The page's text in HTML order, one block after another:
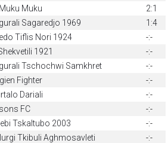
Muku
2:1
Sagaredjo 1969
1:4
Tiflis Nori 1924
-:-
1921
-:-
Tschochwi Samkhret
-:-
Fighter
-:-
Dariali
-:-
FC
-:-
Tskaltubo 2003
-:-
Tkibuli Aghmosavleti
-:-